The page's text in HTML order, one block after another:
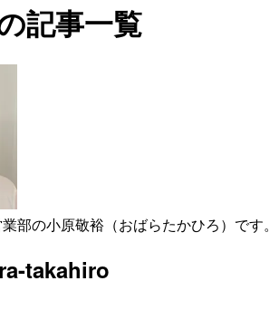
記事一覧
部の小原敬裕（おばらたかひろ）です。
takahiro